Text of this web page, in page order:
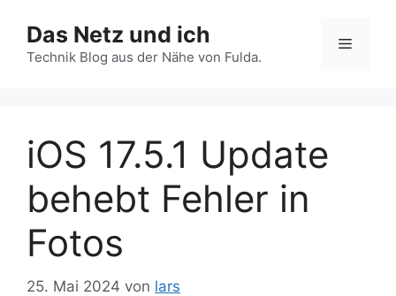
Inhalt
springen
Das Netz und ich
Technik Blog aus der Nähe von Fulda.
Menü
iOS 17.5.1 Update
behebt Fehler in
Fotos
25. Mai 2024 von lars